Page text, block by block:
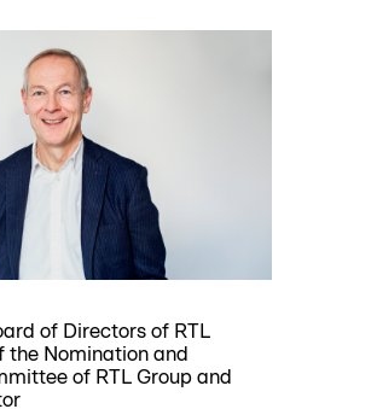
of Directors of RTL
the Nomination and
of RTL Group and